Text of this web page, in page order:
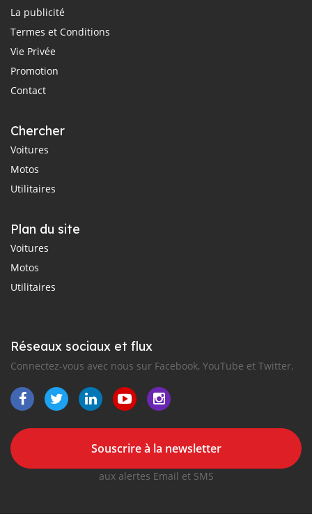
La publicité
Termes et Conditions
Vie Privée
Promotion
Contact
Chercher
Voitures
Motos
Utilitaires
Plan du site
Voitures
Motos
Utilitaires
Réseaux sociaux et flux
Connectez-vous avec nous sur Facebook, YouTube et Twitter.
Souscrire à la newsletter
aux alertes Email et SMS